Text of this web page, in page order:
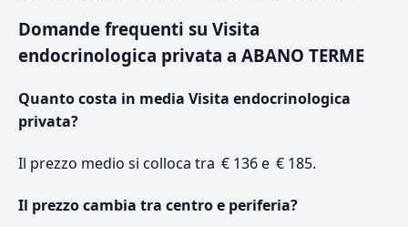
Domande frequenti su Visita
endocrinologica privata a ABANO TERME
Quanto costa in media Visita endocrinologica
privata?
Il prezzo medio si colloca tra € 136 e € 185.
Il prezzo cambia tra centro e periferia?